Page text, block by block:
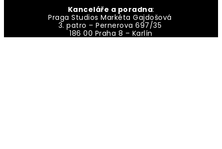
Kanceláře a poradna:
Praga Studios Markéta Gajdošová
3. patro – Pernerova 697/35
186 00 Praha 8 – Karlín